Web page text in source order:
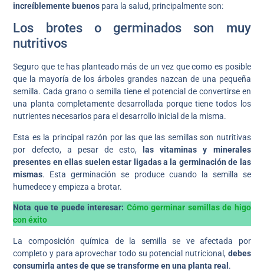
increíblemente buenos para la salud, principalmente son:
Los brotes o germinados son muy
nutritivos
Seguro que te has planteado más de un vez que como es posible
que la mayoría de los árboles grandes nazcan de una pequeña
semilla. Cada grano o semilla tiene el potencial de convertirse en
una planta completamente desarrollada porque tiene todos los
nutrientes necesarios para el desarrollo inicial de la misma.
Esta es la principal razón por las que las semillas son nutritivas
por defecto, a pesar de esto,
las vitaminas y minerales
presentes en ellas suelen estar ligadas a la germinación de las
mismas. Esta germinación se produce cuando la semilla se
humedece y empieza a brotar.
Nota que te puede interesar: Cómo germinar semillas de higo
con éxito
La composición química de la semilla se ve afectada por
completo y para aprovechar todo su potencial nutricional, debes
consumirla antes de que se transforme en una planta real.